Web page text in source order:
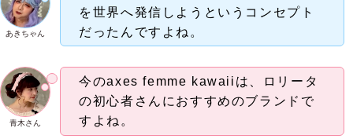
あきちゃん
を世界へ発信しようというコンセプト
だったんですよね。
青木さん
今のaxes femme kawaiiは、ロリータ
の初心者さんにおすすめのブランドで
すよね。